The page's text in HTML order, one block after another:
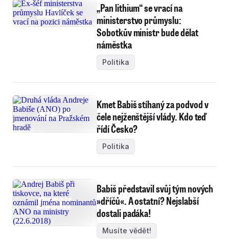
„Pan lithium“ se vrací na
ministerstvo průmyslu:
Sobotkův ministr bude dělat
náměstka
Politika
Kmet Babiš stíhaný za podvod v
čele nejženštější vlády. Kdo teď
řídí Česko?
Politika
Babiš představil svůj tým nových
»dříčů«. A ostatní? Nejslabší
dostali padáka!
Musíte vědět!